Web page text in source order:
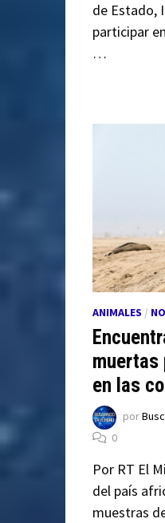
de Estado,
participar
…
ANIMALES /
muertas
en las
por
0
Por RT El
del país
muestras